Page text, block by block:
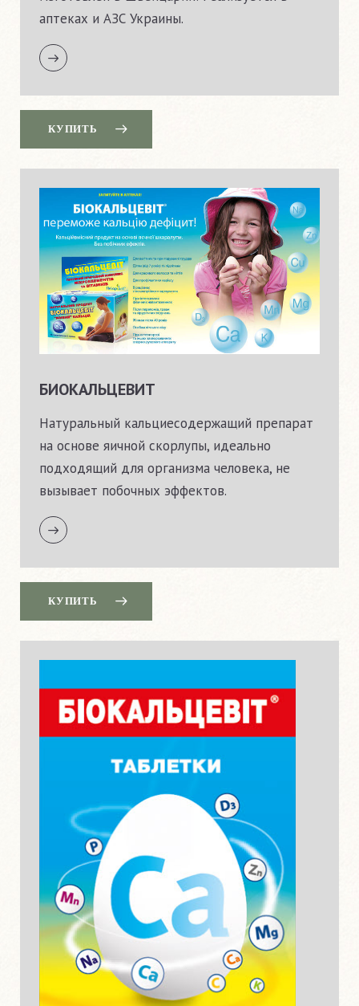
аптеках и АЗС Украины.
КУПИТЬ
БИОКАЛЬЦЕВИТ
Натуральный кальциесодержащий препарат
на основе яичной скорлупы, идеально
подходящий для организма человека, не
вызывает побочных эффектов.
КУПИТЬ